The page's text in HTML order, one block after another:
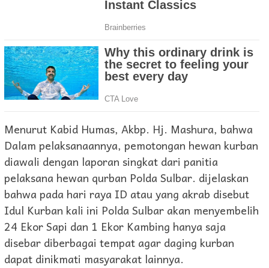
Menurut Kabid Humas, Akbp. Hj. Mashura, bahwa
Dalam pelaksanaannya, pemotongan hewan kurban
diawali dengan laporan singkat dari panitia
pelaksana hewan qurban Polda Sulbar. dijelaskan
bahwa pada hari raya ID atau yang akrab disebut
Idul Kurban kali ini Polda Sulbar akan menyembelih
24 Ekor Sapi dan 1 Ekor Kambing hanya saja
disebar diberbagai tempat agar daging kurban
dapat dinikmati masyarakat lainnya.